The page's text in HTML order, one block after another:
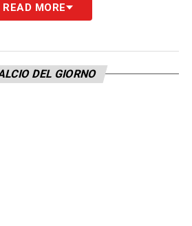
–«Per forza, non ci sono.
Nesta. Al di là di
City e Psg, non
READ MORE
DEL GIORNO